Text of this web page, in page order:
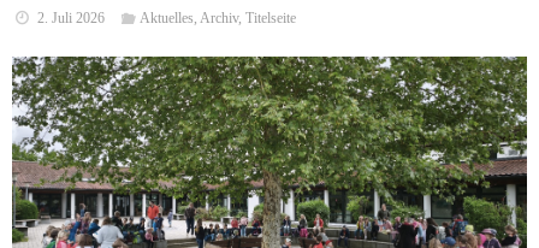
2. Juli 2026 Aktuelles,Archiv,Titelseite